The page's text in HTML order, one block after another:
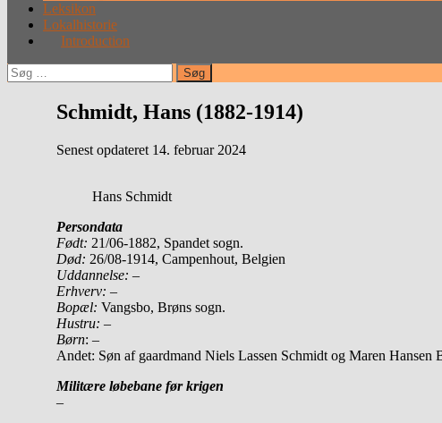
Leksikon
Lokalhistorie
Introduction
Søg
efter:
Schmidt, Hans (1882-1914)
Senest opdateret 14. februar 2024
Hans Schmidt
Persondata
Født: 21/06-1882, Spandet sogn.
Død: 26/08-1914, Campenhout, Belgien
Uddannelse: –
Erhverv: –
Bopæl: Vangsbo, Brøns sogn.
Hustru: –
Børn: –
Andet: Søn af gaardmand Niels Lassen Schmidt og Maren Hansen
Militære løbebane før krigen
–